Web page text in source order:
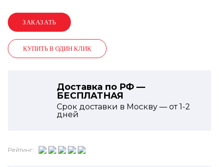
КУПИТЬ В ОДИН КЛИК
Доставка по РФ —
БЕСПЛАТНАЯ
Срок доставки в Москву — от1-2
дней
Рейтинг: